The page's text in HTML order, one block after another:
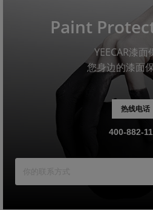
Paint
YEECAR漆面
您身边的漆面
热线电话
400-882-